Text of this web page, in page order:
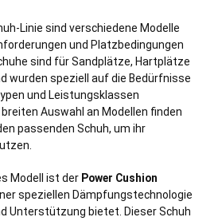
Linie sind verschiedene Modelle
und Platzbedingungen
sind für Sandplätze, Hartplätze
wurden speziell auf die Bedürfnisse
und Leistungsklassen
Auswahl an Modellen finden
passenden Schuh, um ihr
Modell ist der Power Cushion
speziellen Dämpfungstechnologie
Unterstützung bietet. Dieser Schuh